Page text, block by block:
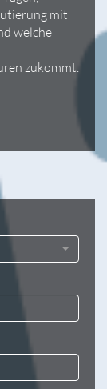
mit
welche
zukommt.